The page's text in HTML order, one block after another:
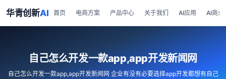
华青创新AI 首页 电商方案 产品中心 关于我们 AI应用 AI商业
自己怎么开发一款app,app开发新闻网
自己怎么开发一款app,app开发新闻网 企业有没有必要选择app开发都想有自己